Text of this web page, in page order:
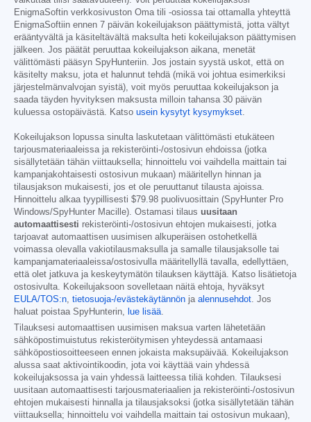
EnigmaSoftin verkkosivuston Oma tili -osiossa tai ottamalla yhteyttä
EnigmaSoftiin ennen 7 päivän kokeilujakson päättymistä, jotta vältyt
erääntyvältä ja käsiteltävältä maksulta heti kokeilujakson päättymisen
jälkeen. Jos päätät peruuttaa kokeilujakson aikana, menetät
välittömästi pääsyn SpyHunteriin. Jos jostain syystä uskot, että on
käsitelty maksu, jota et halunnut tehdä (mikä voi johtua esimerkiksi
järjestelmänvalvojan syistä), voit myös peruuttaa kokeilujakson ja
saada täyden hyvityksen maksusta milloin tahansa 30 päivän
kuluessa ostopäivästä. Katso usein kysytyt kysymykset.
Kokeilujakson lopussa sinulta laskutetaan välittömästi etukäteen
tarjousmateriaaleissa ja rekisteröinti-/ostosivun ehdoissa (jotka
sisällytetään tähän viittauksella; hinnoittelu voi vaihdella maittain tai
kampanjakohtaisesti ostosivun mukaan) määritellyn hinnan ja
tilausjakson mukaisesti, jos et ole peruuttanut tilausta ajoissa.
Hinnoittelu alkaa tyypillisesti $79.98 puolivuosittain (SpyHunter Pro
Windows/SpyHunter Macille). Ostamasi tilaus uusitaan
automaattisesti rekisteröinti-/ostosivun ehtojen mukaisesti, jotka
tarjoavat automaattisen uusimisen alkuperäisen ostohetkellä
voimassa olevalla vakiotilausmaksulla ja samalle tilausjaksolle tai
kampanjamateriaaleissa/ostosivulla määritellyllä tavalla, edellyttäen,
että olet jatkuva ja keskeytymätön tilauksen käyttäjä. Katso lisätietoja
ostosivulta. Kokeilujaksoon sovelletaan näitä ehtoja, hyväksyt
EULA/TOS:n, tietosuoja-/evästekäytännön ja alennusehdot. Jos
haluat poistaa SpyHunterin, lue lisää.
Tilauksesi automaattisen uusimisen maksua varten lähetetään
sähköpostimuistutus rekisteröitymisen yhteydessä antamaasi
sähköpostiosoitteeseen ennen jokaista maksupäivää. Kokeilujakson
alussa saat aktivointikoodin, jota voi käyttää vain yhdessä
kokeilujaksossa ja vain yhdessä laitteessa tiliä kohden. Tilauksesi
uusitaan automaattisesti tarjousmateriaalien ja rekisteröinti-/ostosivun
ehtojen mukaisesti hinnalla ja tilausjaksoksi (jotka sisällytetään tähän
viittauksella; hinnoittelu voi vaihdella maittain tai ostosivun mukaan),